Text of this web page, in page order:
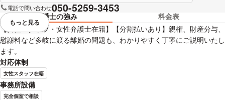
電話で問い合わせ050-5259-3453
弁護士の強み
料金表
【女性スタッフ・女性弁護士在籍】【分割払いあり】親権、財産分与、
慰謝料など多岐に渡る離婚の問題も、わかりやすく丁寧にご説明いたし
ます。
対応体制
女性スタッフ在籍
事務所設備
完全個室で相談
視覚的に省略されている要素を
もっと見る